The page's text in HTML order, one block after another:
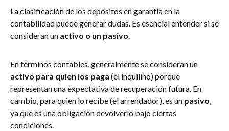
La clasificación de los depósitos en garantía en la
contabilidad puede generar dudas. Es esencial entender si se
consideran un activo o un pasivo.
En términos contables, generalmente se consideran un
activo para quien los paga (el inquilino) porque
representan una expectativa de recuperación futura. En
cambio, para quien lo recibe (el arrendador), es un pasivo,
ya que es una obligación devolverlo bajo ciertas
condiciones.